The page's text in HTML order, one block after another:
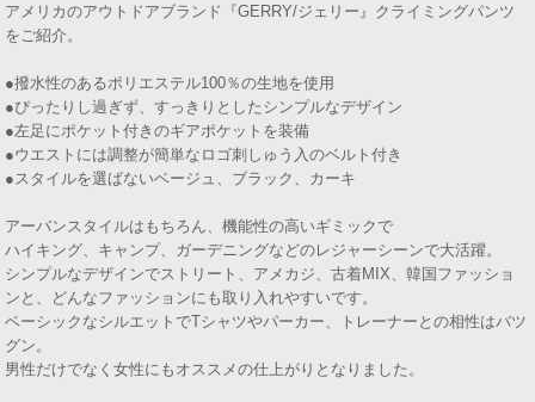
アメリカのアウトドアブランド『GERRY/ジェリー』クライミングパンツ
をご紹介。
●撥水性のあるポリエステル100％の生地を使用
●ぴったりし過ぎず、すっきりとしたシンプルなデザイン
●左足にポケット付きのギアポケットを装備
●ウエストには調整が簡単なロゴ刺しゅう入のベルト付き
●スタイルを選ばないベージュ、ブラック、カーキ
アーバンスタイルはもちろん、機能性の高いギミックで
ハイキング、キャンプ、ガーデニングなどのレジャーシーンで大活躍。
シンプルなデザインでストリート、アメカジ、古着MIX、韓国ファッショ
ンと、どんなファッションにも取り入れやすいです。
ベーシックなシルエットでTシャツやパーカー、トレーナーとの相性はバツ
グン。
男性だけでなく女性にもオススメの仕上がりとなりました。